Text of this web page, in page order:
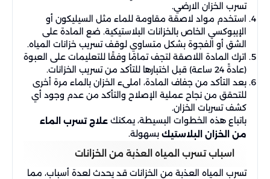
تسرب الخزان الارضي.
استخدم مواد لاصقة مقاومة للماء مثل السيليكون أو
الإيبوكسي الخاص بالخزانات البلاستيكية. ضع المادة على
الشق أو الفجوة بشكل متساوي لوقف تسريب خزانات المياه.
اترك المادة اللاصقة لتجف تمامًا وفقًا للتعليمات على العبوة
(عادةً 24 ساعة) قبل اختبارها للتأكد من تسريب الخزانات.
بعد التأكد من جفاف المادة، املىء الخزان بالماء مرة أخرى
للتحقق من نجاح عملية الإصلاح والتأكد من عدم وجود أي
كشف تسربات الخزان.
باتباع هذه الخطوات البسيطة، يمكنك علاج تسرب الماء
من الخزان البلاستيك بسهولة.
اسباب تسرب المياه العذبة من الخزانات
تسرب المياه العذبة من الخزانات قد يحدث لعدة أسباب، مما